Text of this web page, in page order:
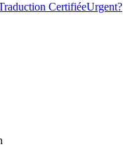
CertifiéeUrgent?